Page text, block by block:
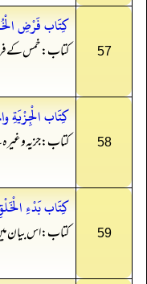
57
كِتَاب فَرْضِ
کتاب: خمس کے
58
كِتَاب الْجِزْيَةِ
کتاب: جزیہ
59
كِتَاب بَدْءِ
کتاب: اس بیان